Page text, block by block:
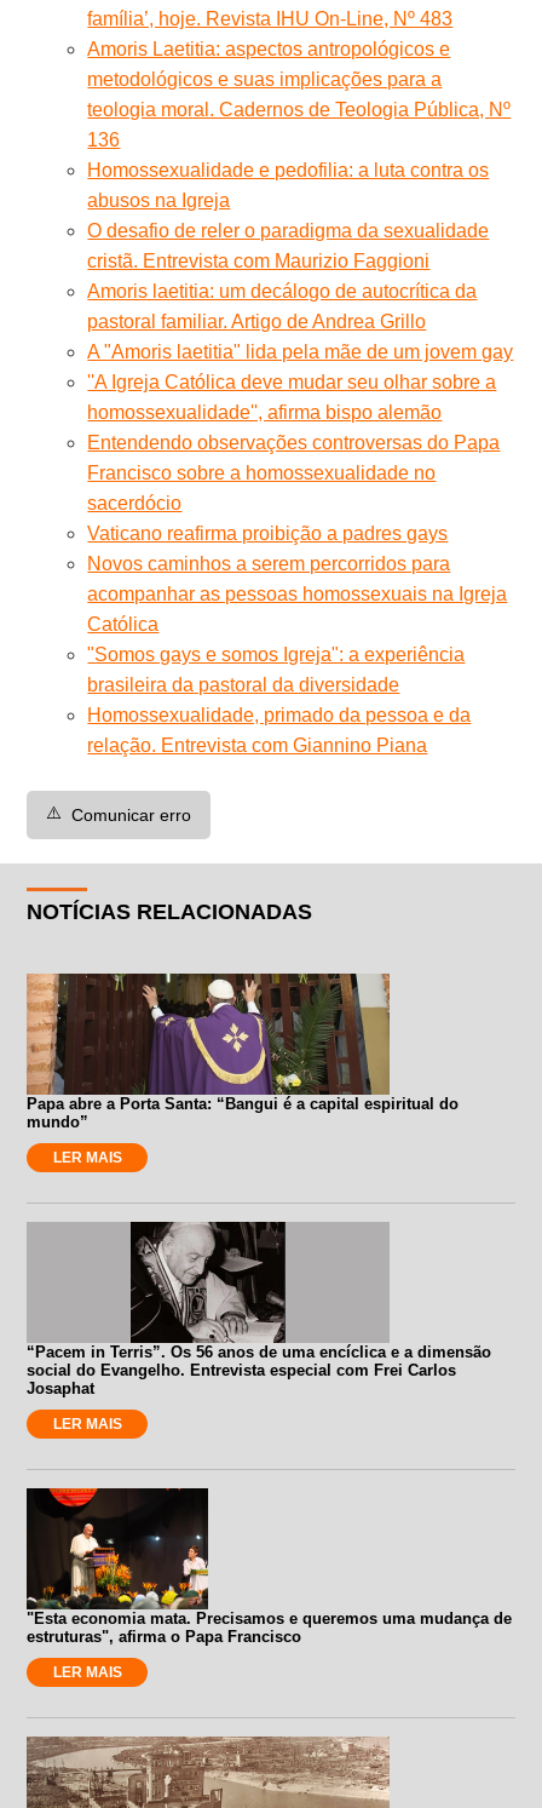
família’, hoje. Revista IHU On-Line, Nº 483
Amoris Laetitia: aspectos antropológicos e
metodológicos e suas implicações para a
teologia moral. Cadernos de Teologia Pública, Nº
136
Homossexualidade e pedofilia: a luta contra os
abusos na Igreja
O desafio de reler o paradigma da sexualidade
cristã. Entrevista com Maurizio Faggioni
Amoris laetitia: um decálogo de autocrítica da
pastoral familiar. Artigo de Andrea Grillo
A "Amoris laetitia" lida pela mãe de um jovem gay
''A Igreja Católica deve mudar seu olhar sobre a
homossexualidade'', afirma bispo alemão
Entendendo observações controversas do Papa
Francisco sobre a homossexualidade no
sacerdócio
Vaticano reafirma proibição a padres gays
Novos caminhos a serem percorridos para
acompanhar as pessoas homossexuais na Igreja
Católica
"Somos gays e somos Igreja": a experiência
brasileira da pastoral da diversidade
Homossexualidade, primado da pessoa e da
relação. Entrevista com Giannino Piana
⚠️ Comunicar erro
NOTÍCIAS RELACIONADAS
Papa abre a Porta Santa: “Bangui é a capital espiritual do
mundo”
LER MAIS
“Pacem in Terris”. Os 56 anos de uma encíclica e a dimensão
social do Evangelho. Entrevista especial com Frei Carlos
Josaphat
LER MAIS
"Esta economia mata. Precisamos e queremos uma mudança de
estruturas", afirma o Papa Francisco
LER MAIS